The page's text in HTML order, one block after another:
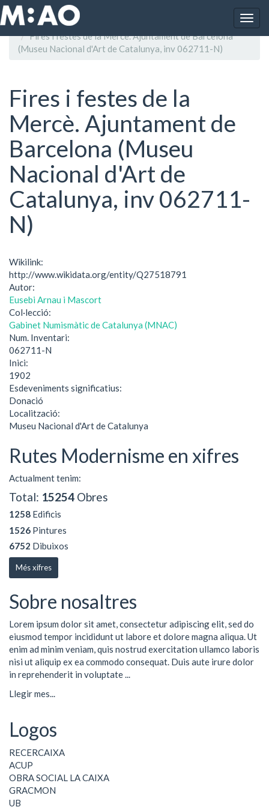
Vés al contingut
Inici
Fires i festes de la Mercè. Ajuntament de Barcelona
(Museu Nacional d'Art de Catalunya, inv 062711-N)
Fires i festes de la
Mercè. Ajuntament de
Barcelona (Museu
Nacional d'Art de
Catalunya, inv 062711-
N)
Wikilink:
http://www.wikidata.org/entity/Q27518791
Autor:
Eusebi Arnau i Mascort
Col·lecció:
Gabinet Numismàtic de Catalunya (MNAC)
Num. Inventari:
062711-N
Inici:
1902
Esdeveniments significatius:
Donació
Localització:
Museu Nacional d'Art de Catalunya
Rutes Modernisme en xifres
Actualment tenim:
Total: 15254 Obres
1258 Edificis
1526 Pintures
6752 Dibuixos
Més xifres
Sobre nosaltres
Lorem ipsum dolor sit amet, consectetur adipiscing elit, sed do
eiusmod tempor incididunt ut labore et dolore magna aliqua. Ut
enim ad minim veniam, quis nostrud exercitation ullamco laboris
nisi ut aliquip ex ea commodo consequat. Duis aute irure dolor
in reprehenderit in voluptate ...
Llegir mes...
Logos
RECERCAIXA
ACUP
OBRA SOCIAL LA CAIXA
GRACMON
UB